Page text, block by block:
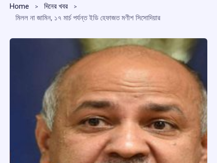
Home
দিনের খবর
মিলল না জামিন, ১৭ মার্চ পর্যন্ত ইডি হেফাজত মণীশ সিসোদিয়ার